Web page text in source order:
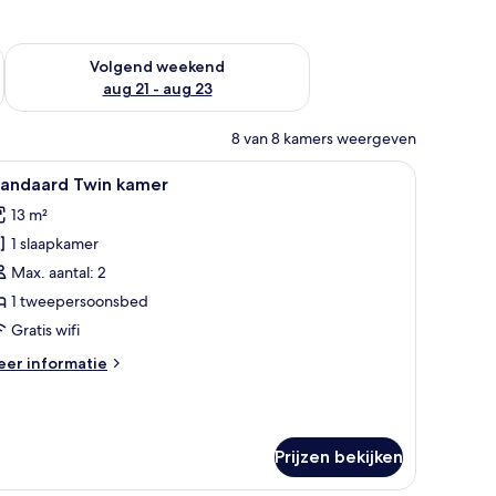
weekend aug 14 - aug 16
Volgend weekend
aug 21 - aug 23
De beschikbaarheid controleren voor volgend weekend aug
8 van 8 kamers weergeven
met lampen, een bureau met stoel, en een wanddecoratie.
Een moderne badkamer met een
6 Twin kamer
13 m²
1 slaapkamer
Max. aantal: 2
1 tweepersoonsbed
Gratis wifi
informatie
Prijzen bekijken